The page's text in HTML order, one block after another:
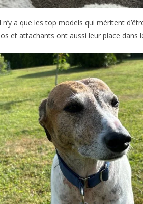
a que les top models qui méritent
et attachants ont aussi leur place dans